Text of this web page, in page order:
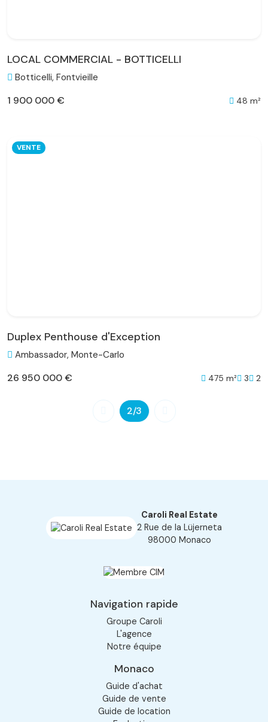
LOCAL COMMERCIAL - BOTTICELLI
Botticelli, Fontvieille
1 900 000 € 48 m²
VENTE
Duplex Penthouse d'Exception
Ambassador, Monte-Carlo
26 950 000 € 475 m² 3 2
2/3
Caroli Real Estate
2 Rue de la Lüjerneta
98000 Monaco
Navigation rapide
Groupe Caroli
L'agence
Notre équipe
Monaco
Guide d'achat
Guide de vente
Guide de location